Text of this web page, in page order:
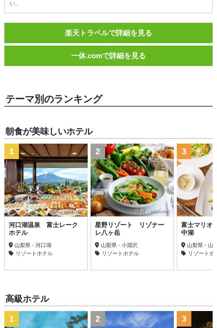
い。
楽天トラベルで詳細を見る
一休.comで詳細を見る
テーマ別のランキング
朝食が美味しいホテル
出典：jalan.net
1
河口湖温泉 富士レーク
ホテル
山梨県 - 河口湖
リゾートホテル
出典：jalan.net
2
星野リゾート リゾナー
レ八ヶ岳
山梨県 - 小淵沢
リゾートホテル
3
富士マリオ
中湖
山梨県 - 山
リゾートホ
高級ホテル
1 2 3